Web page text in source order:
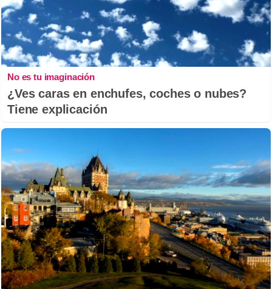
No es tu imaginación
¿Ves caras en enchufes, coches o nubes?
Tiene explicación